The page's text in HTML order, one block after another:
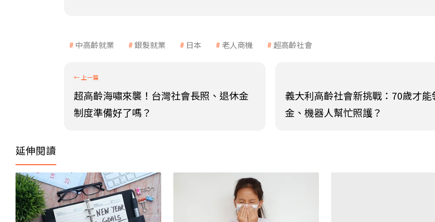
中高齡就業 銀髮就業 日本 老人商機 超高齡社會
超高齡海嘯來襲！台灣社會長照、退休金
制度準備好了嗎？
義大利高齡社會新挑戰：70歲才能
金、機器人幫忙照護？
延伸閱讀